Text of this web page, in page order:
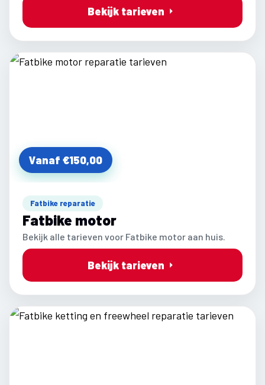
Bekijk tarieven
Vanaf €150,00
Fatbike reparatie
Fatbike motor
Bekijk alle tarieven voor Fatbike motor aan huis.
Bekijk tarieven